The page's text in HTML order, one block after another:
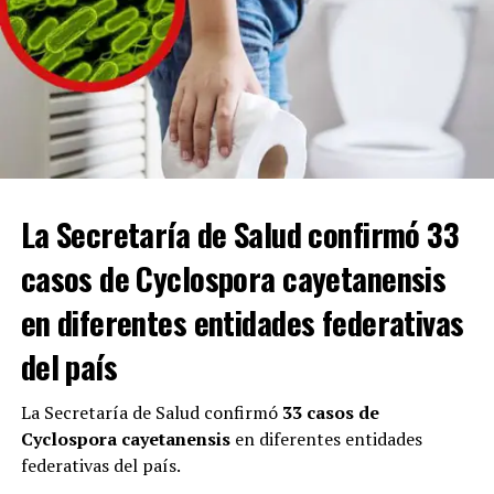
“Esto incluye a miembros del gobierno mexicano que
protegen a los líderes del CJNG de ser entregados a la
justicia y que facilitan el narcotráfico, el lavado de
dinero y la violencia. Las acciones del CJNG han
provocado la muerte de miles de estadounidenses”.
ADVERTISEMENT
La Secretaría de Salud confirmó 33
casos de Cyclospora cayetanensis
en diferentes entidades federativas
del país
La Secretaría de Salud confirmó33 casos de
Cyclospora cayetanensisen diferentes entidades
federativas del país.